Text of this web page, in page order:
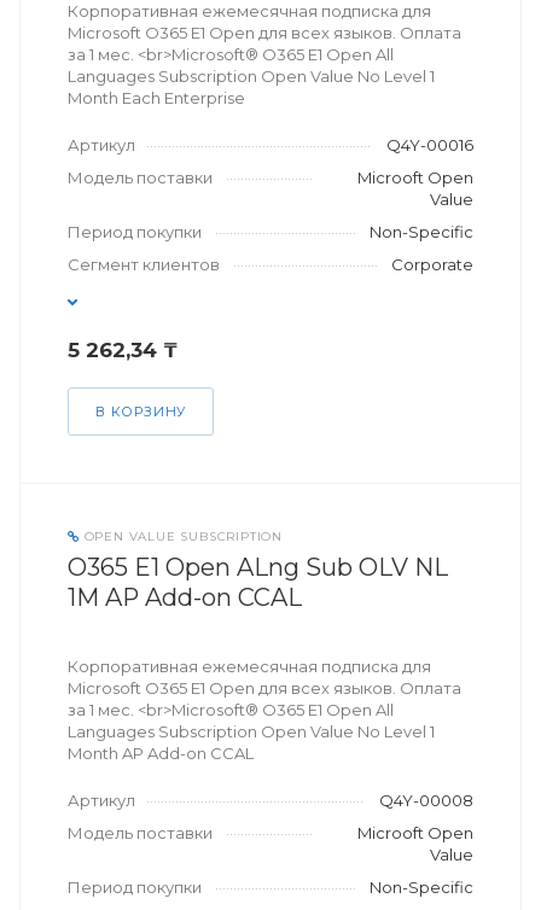
Корпоративная ежемесячная подписка для
Microsoft O365 E1 Open для всех языков. Оплата
за 1 мес. <br>Microsoft® O365 E1 Open All
Languages Subscription Open Value No Level 1
Month Each Enterprise
Артикул
Q4Y-00016
Модель поставки
Microoft Open
Value
Период покупки
Non-Specific
Сегмент клиентов
Corporate
5 262,34 ₸
В КОРЗИНУ
OPEN VALUE SUBSCRIPTION
O365 E1 Open ALng Sub OLV NL
1M AP Add-on CCAL
Корпоративная ежемесячная подписка для
Microsoft O365 E1 Open для всех языков. Оплата
за 1 мес. <br>Microsoft® O365 E1 Open All
Languages Subscription Open Value No Level 1
Month AP Add-on CCAL
Артикул
Q4Y-00008
Модель поставки
Microoft Open
Value
Период покупки
Non-Specific